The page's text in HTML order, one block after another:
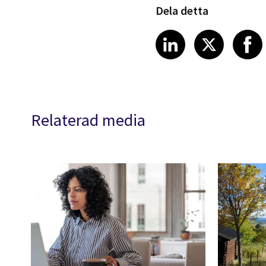
Dela detta
Share article
LinkedIn
Share
X
Relaterad media